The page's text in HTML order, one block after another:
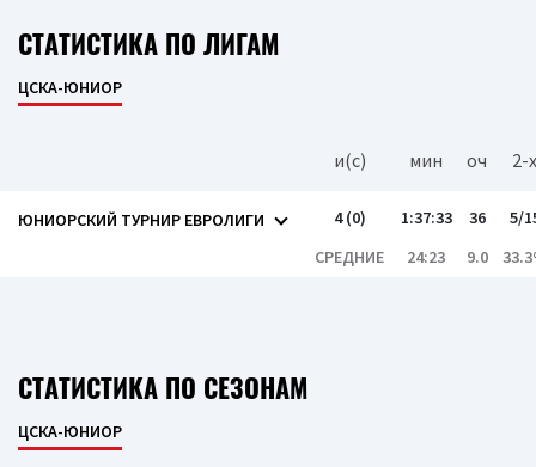
СТАТИСТИКА ПО ЛИГАМ
ЦСКА-ЮНИОР
и(c) мин оч 2-x
ЮНИОРСКИЙ ТУРНИР ЕВРОЛИГИ 4 (0) 1:37:33 36
5/
СРЕДНИЕ
24:23 9.0
СТАТИСТИКА ПО СЕЗОНАМ
ЦСКА-ЮНИОР